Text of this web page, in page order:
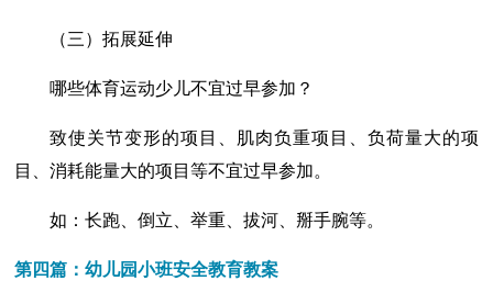
（三）拓展延伸
哪些体育运动少儿不宜过早参加？
致使关节变形的项目、肌肉负重项目、负荷量大的项
目、消耗能量大的项目等不宜过早参加。
如：长跑、倒立、举重、拔河、掰手腕等。
第四篇：幼儿园小班安全教育教案